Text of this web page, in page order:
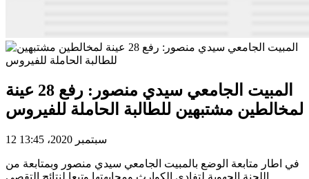
المبيت الجامعي سيدي منصور: رفع 28 عينة
لمخالطين مشتبهين للطالبة الحاملة للفيروس
12 سبتمبر 2020، 13:45
في اطار متابعة الوضع بالمبيت الجامعي سيدي منصور وبمتابعة من
اللجنة الجهوية لتفادي الكوارث ومجابهتها وتبعا لنتائج التقصي